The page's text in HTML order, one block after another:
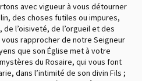
avec vigueur à vous détourner
des choses futiles ou impures,
l’oisiveté, de l’orgueil et des
rapprocher de notre Seigneur
que son Église met à votre
du Rosaire, qui vous font
dans l’intimité de son divin Fils ;